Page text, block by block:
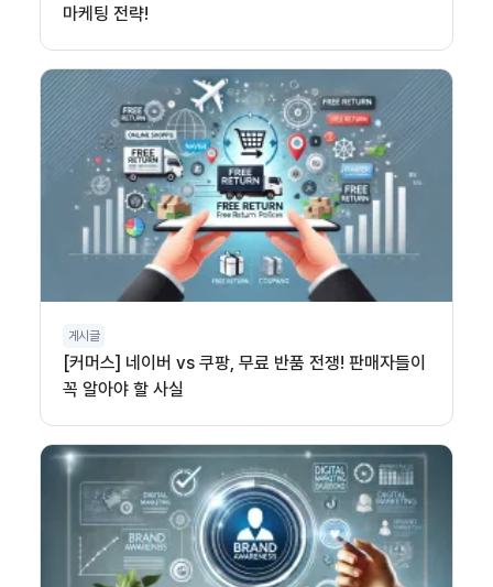
마케팅 전략!
게시글
[커머스] 네이버 vs 쿠팡, 무료 반품 전쟁! 판매자들이
꼭 알아야 할 사실